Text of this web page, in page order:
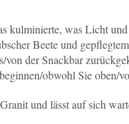
was Licht
Beete und
der Snackbar
obwohl Sie oben/
und lässt auf sich